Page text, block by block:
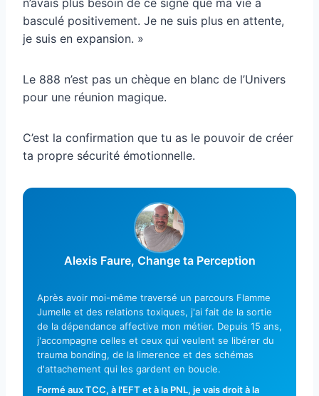
basculé positivement. Je ne suis plus en attente,
je suis en expansion. »
Le 888 n’est pas un chèque en blanc de l’Univers
pour une réunion magique.
C’est la confirmation que tu as le pouvoir de créer
ta propre sécurité émotionnelle.
Alexis Faure, Change ta Perception
Après avoir moi-même traversé un parcours Flamme
Jumelle et des relations toxiques, j'ai fait de la sortie
de la dépendance affective mon métier. Depuis 15 ans,
j'accompagne celles et ceux qui veulent se libérer du
trauma bonding, de la limerence et des schémas
d'attachement qui les gardent en boucle.
Formé aux TCC, à l'EFT et à la PNL, je vais droit à la